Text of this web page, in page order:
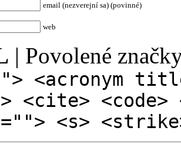
email (nezverejní sa) (povinné)
web
| Povolené
<acronym
<cite> <code>
<s>